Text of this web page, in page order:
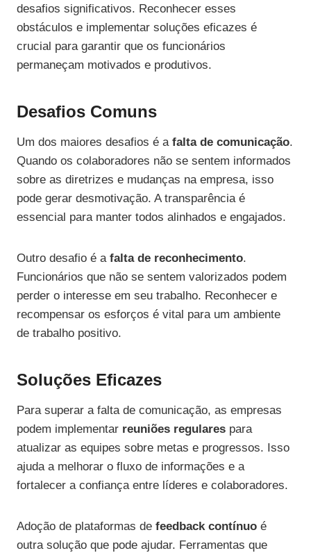
desafios significativos. Reconhecer esses
obstáculos e implementar soluções eficazes é
crucial para garantir que os funcionários
permaneçam motivados e produtivos.
Desafios Comuns
Um dos maiores desafios é a falta de comunicação.
Quando os colaboradores não se sentem informados
sobre as diretrizes e mudanças na empresa, isso
pode gerar desmotivação. A transparência é
essencial para manter todos alinhados e engajados.
Outro desafio é a falta de reconhecimento.
Funcionários que não se sentem valorizados podem
perder o interesse em seu trabalho. Reconhecer e
recompensar os esforços é vital para um ambiente
de trabalho positivo.
Soluções Eficazes
Para superar a falta de comunicação, as empresas
podem implementar reuniões regulares para
atualizar as equipes sobre metas e progressos. Isso
ajuda a melhorar o fluxo de informações e a
fortalecer a confiança entre líderes e colaboradores.
Adoção de plataformas de feedback contínuo é
outra solução que pode ajudar. Ferramentas que